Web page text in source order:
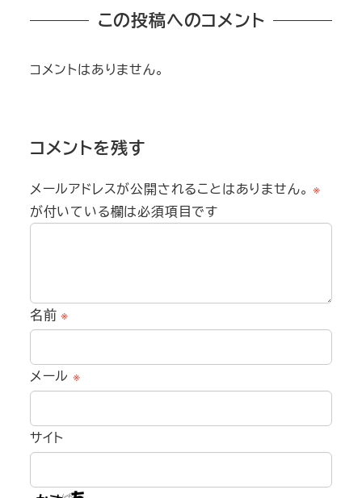
この投稿へのコメント
コメントはありません。
コメントを残す
メールアドレスが公開されることはありません。 ※
が付いている欄は必須項目です
名前※
メール ※
サイト